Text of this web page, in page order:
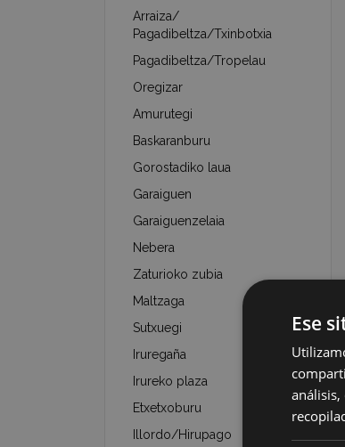
Arraiza/
Pagadibeltza/Txinbotxia
Pagadibeltza/Tropelau
Oregizar
Amurutegi
Baskaranburu
Gorostadiko laua
Garaiguen
Garaiguenzelaia
Nebera
Zaturioko zubia
Maltzaga
Sutxuegi
Iruregaña
Irureko plaza
Etxetxoburu
Illordo/Hirupago
Ese